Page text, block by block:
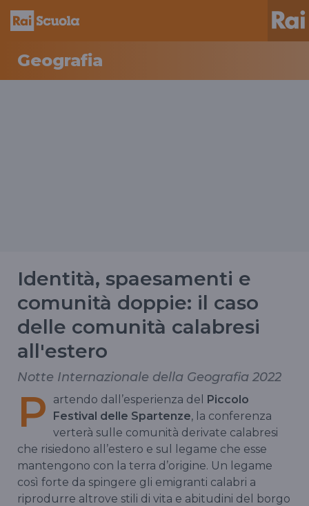
Geografia
Identità, spaesamenti e
comunità doppie: il caso
delle comunità calabresi
all'estero
Notte Internazionale della Geografia 2022
P artendo dall’esperienza del Piccolo
Festival delle Spartenze, la conferenza
verterà sulle comunità derivate calabresi
che risiedono all’estero e sul legame che esse
mantengono con la terra d’origine. Un legame
così forte da spingere gli emigranti calabri a
riprodurre altrove stili di vita e abitudini del borgo